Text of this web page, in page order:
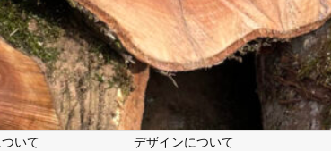
いて デザインについて